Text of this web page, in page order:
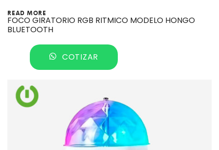
READ MORE
FOCO GIRATORIO RGB RITMICO MODELO HONGO
BLUETOOTH
COTIZAR